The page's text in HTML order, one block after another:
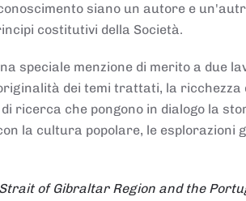
siano un autore e
costitutivi della Società.
speciale menzione di merito a due
dei temi trattati, la
ricerca che pongono in dialogo la
la cultura popolare, le esplorazioni
of Gibraltar Region and the